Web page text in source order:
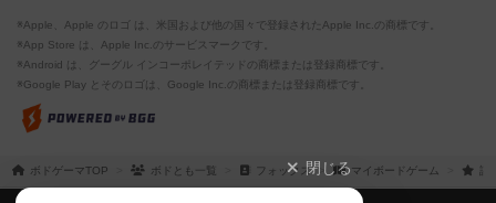
※Apple、Apple のロゴ は、米国および他の国々で登録されたApple Inc.の商標です。
※App Store は、Apple Inc.のサービスマークです。
※Android は、グーグル インコーポレイテッドの商標または登録商標です。
※Google Play とそのロゴは、Google Inc.の商標または登録商標です。
ボドゲーマTOP ボドとも一覧 フォックス マイボードゲーム 評
閉じる